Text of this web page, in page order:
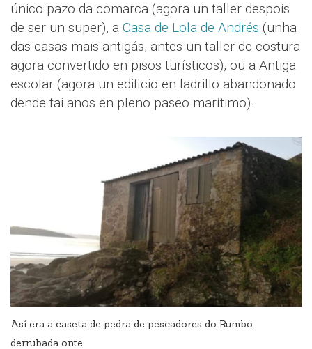
único pazo da comarca (agora un taller despois
de ser un super), a Casa de Lola de Andrés (unha
das casas mais antigás, antes un taller de costura
agora convertido en pisos turísticos), ou a Antiga
escolar (agora un edificio en ladrillo abandonado
dende fai anos en pleno paseo marítimo).
Así era a caseta de pedra de pescadores do Rumbo
derrubada onte